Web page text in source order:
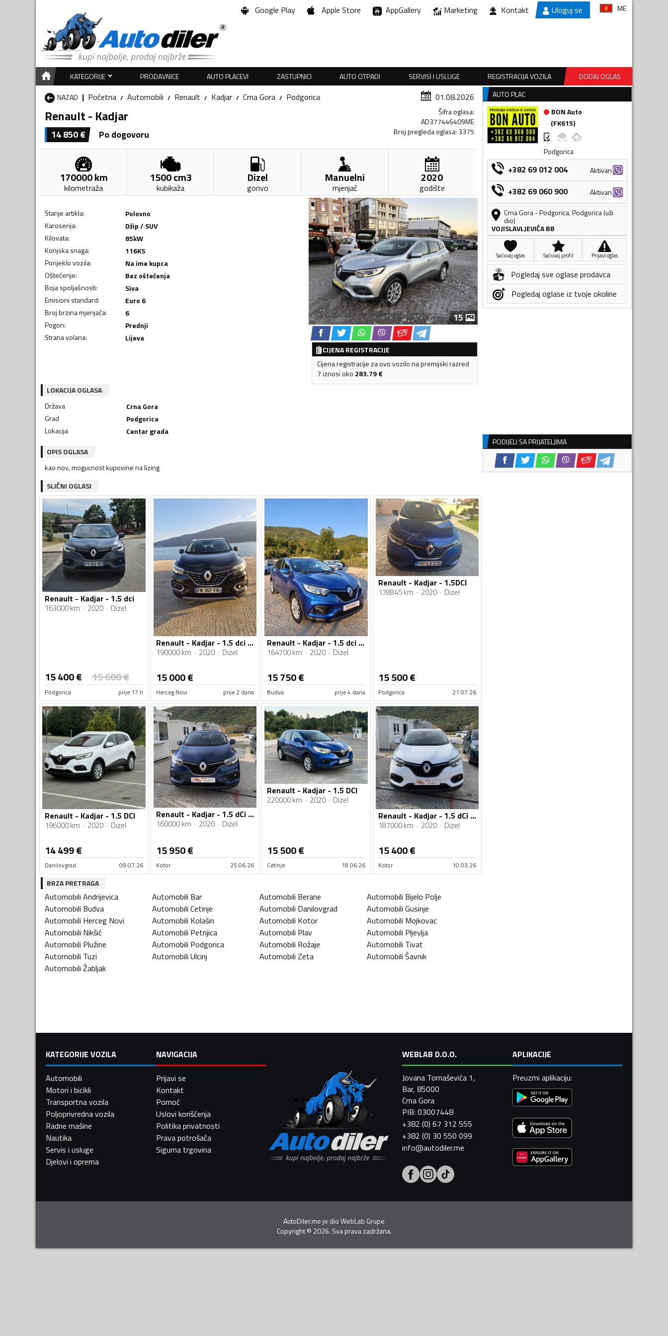
Google Play Apple Store AppGallery Marketing Kontakt Uloguj se ME
KATEGORIJE PRODAVNICE AUTO PLACEVI ZASTUPNICI AUTO OTPADI SERVISI I USLUGE REGISTRACIJA VOZILA
DODAJ OGLAS
NAZAD
Početna Automobili Renault Kadjar Crna Gora Podgorica 01.08.2026
Renault - Kadjar
14 850€ Po dogovoru
Šifra oglasa:
AD377446409ME
Broj pregleda oglasa: 3375
170000km
kilometraža
1500cm3
kubikaža
Dizel
gorivo
Manuelni
mjenjač
2020
godište
Stanje artikla:
Polovno
Karoserija:
Džip / SUV
Kilovata: 85kW
Konjska snaga: 116KS
Porijeklo vozila:
Na ime kupca
Oštećenje:
Bez oštećenja
Boja spoljašnosti:
Siva
Emisioni standard:
Euro 6
Broj brzina mjenjača:
6
Pogon:
Prednji
Strana volana: Lijeva
15
CIJENA REGISTRACIJE
Cijena registracije za ovo vozilo na premijski razred
7 iznosi oko 283.79€
LOKACIJA OGLASA
Država
Crna Gora
Grad
Podgorica
Lokacija
Centar grada
OPIS OGLASA
kao nov, mogucnost kupovine na lizing
SLIČNI OGLASI
Renault - Kadjar - 1.5 dci
163000 km 2020 Dizel
15 400€ 15 600€
Podgorica prije 17 h
Renault - Kadjar - 1.5 dci intes
190000 km 2020 Dizel
15 000€
Herceg Novi prije 2 dana
Renault - Kadjar - 1.5 dci Automatic
164700 km 2020 Dizel
15 750€
Budva prije 4 dana
Renault - Kadjar - 1.5DCI
178845 km 2020 Dizel
15 500€
Podgorica 21.07.26
Renault - Kadjar - 1.5 DCI
196000 km 2020 Dizel
14 499€
Danilovgrad 09.07.26
Renault - Kadjar - 1.5 dCi AUTOMATIK 12/2020g
160000 km 2020 Dizel
15 950€
Kotor 25.06.26
Renault - Kadjar - 1.5 DCI
220000 km 2020 Dizel
15 500€
Cetinje 18.06.26
Renault - Kadjar - 1.5 dCi 07/2020g AUTOMATIK
187000 km 2020 Dizel
15 400€
Kotor 10.03.26
BRZA PRETRAGA
Automobili Andrijevica Automobili Bar Automobili Berane Automobili Bijelo Polje
Automobili Budva Automobili Cetinje Automobili Danilovgrad Automobili Gusinje
Automobili Herceg Novi Automobili Kolašin Automobili Kotor Automobili Mojkovac
Automobili Nikšić Automobili Petnjica Automobili Plav Automobili Pljevlja
Automobili Plužine Automobili Podgorica Automobili Rožaje Automobili Tivat
Automobili Tuzi Automobili Ulcinj Automobili Zeta Automobili Šavnik
Automobili Žabljak
AUTO PLAC
BON Auto
(FK615)
Podgorica
+382 69 012 004 Aktivan
+382 69 060 900
Aktivan
Crna Gora-Podgorica,Podgorica (uži
dio)
VOJISLAVLJEVIĆA BB
Sačuvaj oglas Sačuvaj profil Prijavi oglas
Pogledaj sve oglase prodavca
Pogledaj oglase iz tvoje okoline
PODIJELI SA PRIJATELJIMA
KATEGORIJE VOZILA
Automobili
Motori i bicikli
Transportna vozila
Poljoprivredna vozila
Radne mašine
Nautika
Servis i usluge
Djelovi i oprema
NAVIGACIJA
Prijavi se
Kontakt
Pomoć
Uslovi korišćenja
Politika privatnosti
Prava potrošača
Sigurna trgovina
WEBLAB D.O.O.
Jovana Tomaševića 1,
Bar, 85000
Crna Gora
PIB: 03007448
+382 (0) 67 312 555
+382 (0) 30 550 099
info@autodiler.me
APLIKACIJE
Preuzmi aplikaciju:
AutoDiler.me je dioWebLab Grupe
Copyright© 2026. Sva prava zadržana.